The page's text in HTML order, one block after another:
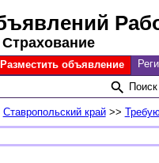
Разместить объявление
Ставропольский край>>